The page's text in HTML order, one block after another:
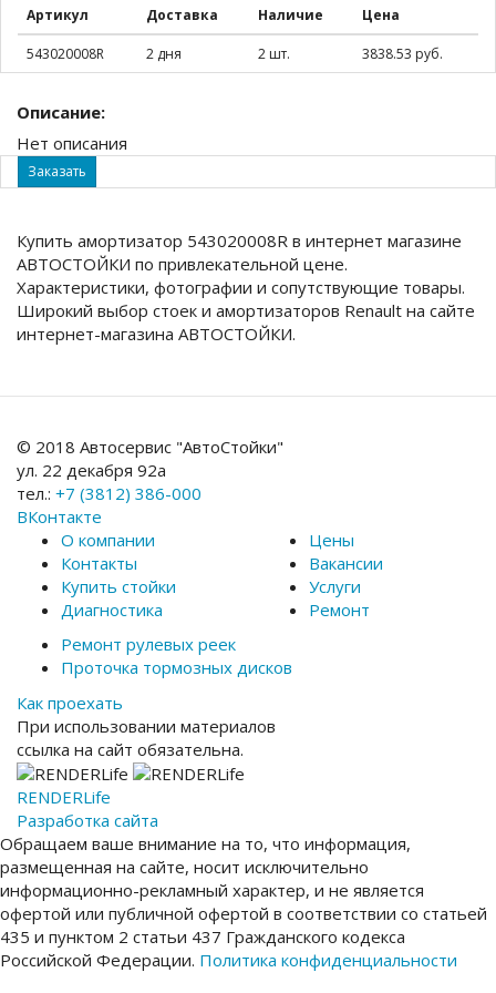
Артикул Доставка Наличие Цена
543020008R 2 дня 2 шт. 3838.53 руб.
Описание:
Нет описания
Заказать
Купить амортизатор 543020008R в интернет магазине
АВТОСТОЙКИ по привлекательной цене.
Характеристики, фотографии и сопутствующие товары.
Широкий выбор стоек и амортизаторов Renault на сайте
интернет-магазина АВТОСТОЙКИ.
© 2018 Автосервис "АвтоСтойки"
ул. 22 декабря 92а
тел.: +7 (3812) 386-000
ВКонтакте
О компании
Контакты
Купить стойки
Диагностика
Цены
Вакансии
Услуги
Ремонт
Ремонт рулевых реек
Проточка тормозных дисков
Как проехать
При использовании материалов
ссылка на сайт обязательна.
RENDERLife
Разработка сайта
Обращаем ваше внимание на то, что информация,
размещенная на сайте, носит исключительно
информационно-рекламный характер, и не является
офертой или публичной офертой в соответствии со статьей
435 и пунктом 2 статьи 437 Гражданского кодекса
Российской Федерации. Политика конфиденциальности